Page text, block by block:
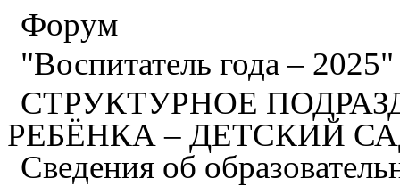
Форум
"Воспитатель года –
СТРУКТУРНОЕ
РЕБЁНКА – ДЕТСКИЙ
Сведения об